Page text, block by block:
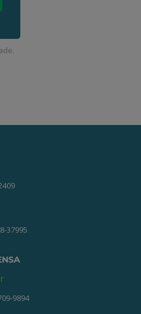
.
37995
9894